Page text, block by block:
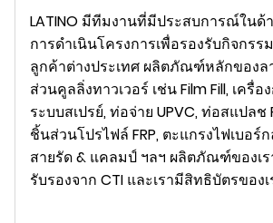
LATINO มีทีมงานที่มีประสบการณ์ใน
การดำเนินโครงการเพื่อรองรับกิจกร
ลูกค้าต่างประเทศ ผลิตภัณฑ์หลักของ
ส่วนคูลลิ่งทาวเวอร์ เช่น Film Fill, เครื่
ระบบสเปรย์, ท่อจ่าย UPVC, ท่อสแปลช
ชิ้นส่วนโปรไฟล์ FRP, ตะแกรงไฟเบอร์
สายรัด & แคลมป์ ฯลฯ ผลิตภัณฑ์ของเร
รับรองจาก CTI และเรามีสิทธิบัตรของเ